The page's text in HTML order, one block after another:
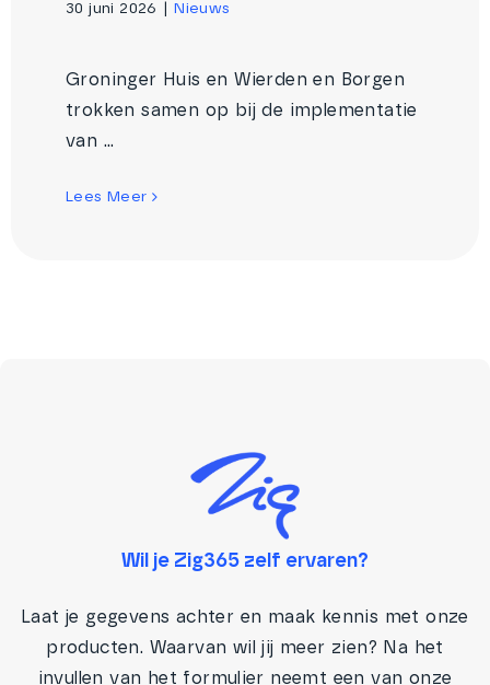
30 juni 2026 Nieuws
Groninger Huis en Wierden en Borgen
trokken samen op bij de implementatie
van ...
Lees Meer
Wil je Zig365 zelf ervaren?
Laat je gegevens achter en maak kennis met onze
producten. Waarvan wil jij meer zien? Na het
invullen van het formulier neemt een van onze